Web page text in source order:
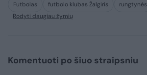
Futbolas futbolo klubas Žalgiris
rungtynės
Rodyti daugiau žymių
Komentuoti po šiuo straipsniu